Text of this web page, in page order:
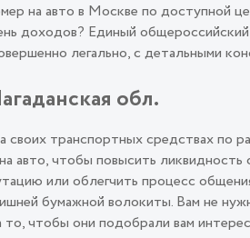
на авто в Москве по доступной
доходов? Единый
легально, с детальными
обл.
транспортных средствах по
авто, чтобы повысить
или облегчить процесс
бумажной волокиты. Вам не
то, чтобы они подобрали вам